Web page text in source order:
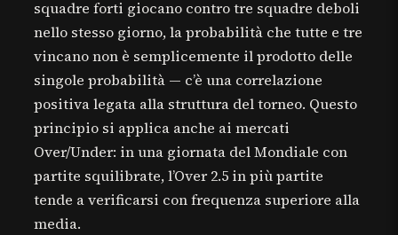
squadre forti giocano contro tre squadre deboli
nello stesso giorno, la probabilità che tutte e tre
vincano non è semplicemente il prodotto delle
singole probabilità — c’è una correlazione
positiva legata alla struttura del torneo. Questo
principio si applica anche ai mercati
Over/Under: in una giornata del Mondiale con
partite squilibrate, l’Over 2.5 in più partite
tende a verificarsi con frequenza superiore alla
media.